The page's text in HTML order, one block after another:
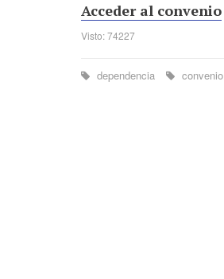
Acceder al convenio
Visto: 74227
dependencia convenio